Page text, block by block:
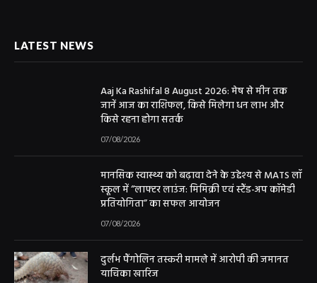
LATEST NEWS
Aaj Ka Rashifal 8 August 2026: मेष से मीन तक
जानें आज का राशिफल, किसे मिलेगा धन लाभ और
किसे रहना होगा सतर्क
07/08/2026
मानसिक स्वास्थ्य को बढ़ावा देने के उद्देश्य से MATS लॉ
स्कूल में “लाफ्टर लाउंज: मिमिक्री एवं स्टैंड-अप कॉमेडी
प्रतियोगिता” का सफल आयोजन
07/08/2026
दुर्लभ पैंगोलिन तस्करी मामले में आरोपी की जमानत
याचिका खारिज